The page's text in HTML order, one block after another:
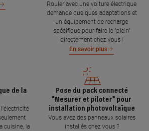
Rouler avec une voiture électrique
demande quelques adaptations et
un équipement de recharge
spécifique pour faire le "plein"
directement chez vous !
En savoir plus
de la
cuisine, la
Pose du pack connecté
"Mesurer et piloter" pour
installation photovoltaïque
Vous avez des panneaux solaires
installés chez vous ?